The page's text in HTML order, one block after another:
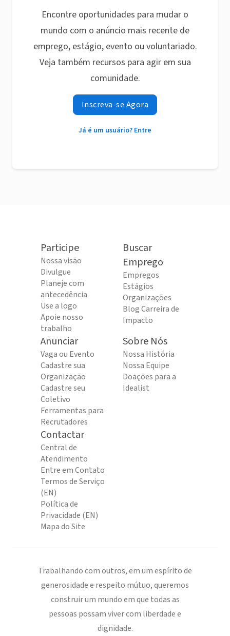
Encontre oportunidades para mudar o
mundo com o anúncio mais recente de
emprego, estágio, evento ou voluntariado.
Veja também recursos para agir em sua
comunidade.
Inscreva-se Agora
Já é um usuário? Entre
Participe
Nossa visão
Divulgue
Planeje com
antecedência
Use a logo
Apoie nosso
trabalho
Buscar
Emprego
Empregos
Estágios
Organizações
Blog Carreira de
Impacto
Anunciar
Vaga ou Evento
Cadastre sua
Organização
Cadastre seu
Coletivo
Ferramentas para
Recrutadores
Sobre Nós
Nossa História
Nossa Equipe
Doações para a
Idealist
Contactar
Central de
Atendimento
Entre em Contato
Termos de Serviço
(EN)
Política de
Privacidade (EN)
Mapa do Site
Trabalhando com outros, em um espírito de
generosidade e respeito mútuo, queremos
construir um mundo em que todas as
pessoas possam viver com liberdade e
dignidade.